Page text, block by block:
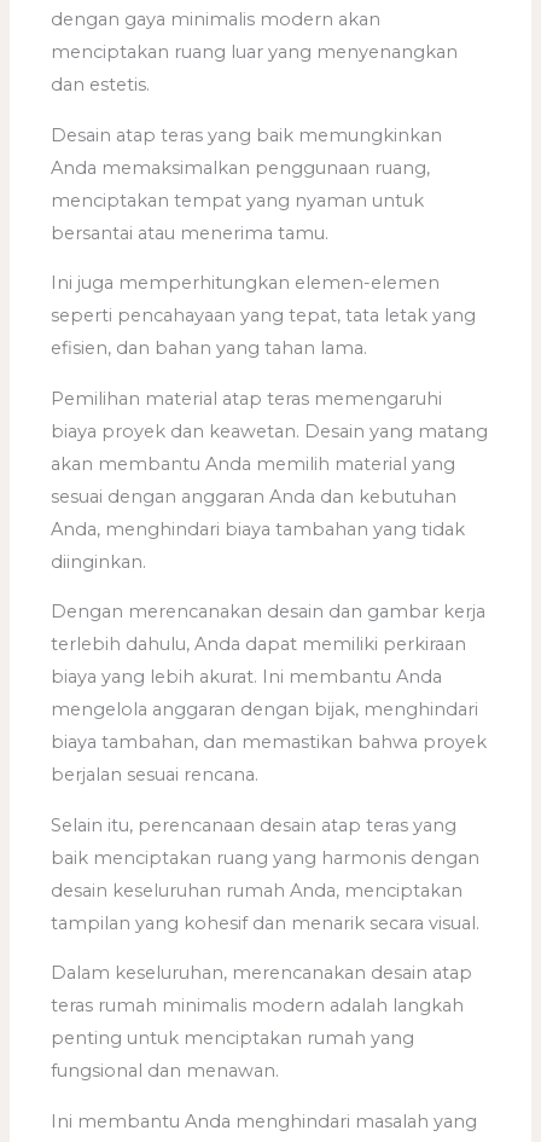
dengan gaya minimalis modern akan
menciptakan ruang luar yang menyenangkan
dan estetis.
Desain atap teras yang baik memungkinkan
Anda memaksimalkan penggunaan ruang,
menciptakan tempat yang nyaman untuk
bersantai atau menerima tamu.
Ini juga memperhitungkan elemen-elemen
seperti pencahayaan yang tepat, tata letak yang
efisien, dan bahan yang tahan lama.
Pemilihan material atap teras memengaruhi
biaya proyek dan keawetan. Desain yang matang
akan membantu Anda memilih material yang
sesuai dengan anggaran Anda dan kebutuhan
Anda, menghindari biaya tambahan yang tidak
diinginkan.
Dengan merencanakan desain dan gambar kerja
terlebih dahulu, Anda dapat memiliki perkiraan
biaya yang lebih akurat. Ini membantu Anda
mengelola anggaran dengan bijak, menghindari
biaya tambahan, dan memastikan bahwa proyek
berjalan sesuai rencana.
Selain itu, perencanaan desain atap teras yang
baik menciptakan ruang yang harmonis dengan
desain keseluruhan rumah Anda, menciptakan
tampilan yang kohesif dan menarik secara visual.
Dalam keseluruhan, merencanakan desain atap
teras rumah minimalis modern adalah langkah
penting untuk menciptakan rumah yang
fungsional dan menawan.
Ini membantu Anda menghindari masalah yang